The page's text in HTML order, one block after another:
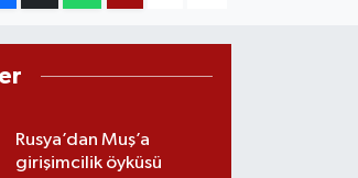
Rusya’dan Muş’a
girişimcilik öyküsü